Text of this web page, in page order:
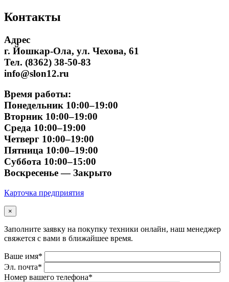
Контакты
Адрес
г. Йошкар-Ола, ул. Чехова, 61
Тел. (8362) 38-50-83
info@slon12.ru
Время работы:
Понедельник 10:00–19:00
Вторник 10:00–19:00
Среда 10:00–19:00
Четверг 10:00–19:00
Пятница 10:00–19:00
Суббота 10:00–15:00
Воскресенье — Закрыто
Карточка предприятия
×
Заполните заявку на покупку техники онлайн, наш менеджер
свяжется с вами в ближайшее время.
Ваше имя*
Эл. почта*
Номер вашего телефона*